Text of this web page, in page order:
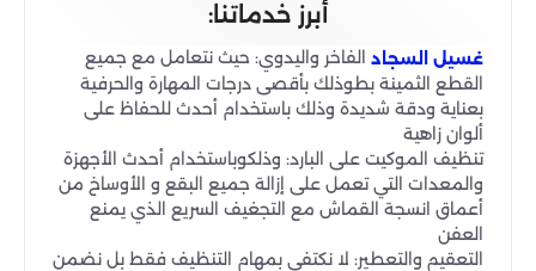
أبرز خدماتنا:
غسيل السجاد الفاخر واليدوي: حيث نتعامل مع جميع
القطع الثمينة بطوذلك بأقصى درجات المهارة والحرفية
بعناية ودقة شديدة وذلك باستخدام أحدث للحفاظ على
ألوان زاهية
تنظيف الموكيت على البارد: وذلكوباستخدام أحدث الأجهزة
والمعدات التي تعمل على إزالة جميع البقع و الأوساخ من
أعماق انسجة القماش مع التجغيف السريع الذي يمنع
العفن
التعقيم والتعطير: لا نكتفي بمهام التنظيف فقط بل نضمن